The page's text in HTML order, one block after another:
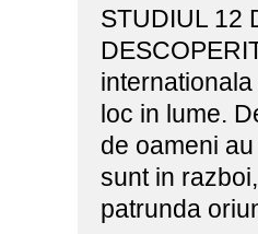
STUDIUL 12
loc in lume.
de oameni
sunt in
patrunda